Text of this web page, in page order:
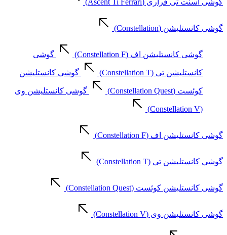
گوشی کانستلیشن (Constellation)
گوشی کانستلیشن اف (Constellation F) گوشی
کانستلیشن تی (Constellation T) گوشی کانستلیشن
کوئست (Constellation Quest) گوشی کانستلیشن وی
(Constellation V)
گوشی کانستلیشن اف (Constellation F)
گوشی کانستلیشن تی (Constellation T)
گوشی کانستلیشن کوئست (Constellation Quest)
گوشی کانستلیشن وی (Constellation V)